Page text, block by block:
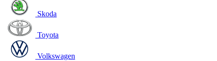
Skoda
Toyota
Volkswagen